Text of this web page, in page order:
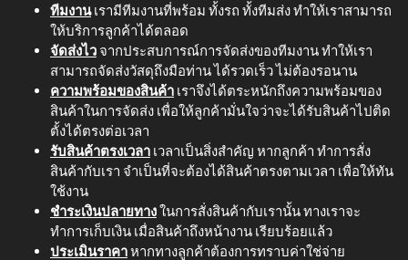
ทีมงานเรามีทีมงานที่พร้อม ทั้งรถ ทั้งทีมส่ง ทำให้เราสามารถ
ให้บริการลูกค้าได้ตลอด
จัดส่งไว จากประสบการณ์การจัดส่งของทีมงาน ทำให้เรา
สามารถจัดส่งวัสดุถึงมือท่าน ได้รวดเร็ว ไม่ต้องรอนาน
ความพร้อมของสินค้า เราจึงได้ตระหนักถึงความพร้อมของ
สินค้าในการจัดส่ง เพื่อให้ลูกค้ามั่นใจว่าจะได้รับสินค้าไปติด
ตั้งได้ตรงต่อเวลา
รับสินค้าตรงเวลา เวลาเป็นสิ่งสำคัญ หากลูกค้า ทำการสั่ง
สินค้ากับเรา จำเป็นที่จะต้องได้สินค้าตรงตามเวลา เพื่อให้ทัน
ใช้งาน
ชำระเงินปลายทางในการสั่งสินค้ากับเรานั้น ทางเราจะ
ทำการเก็บเงิน เมื่อสินค้าถึงหน้างาน เรียบร้อยแล้ว
ประเมินราคาหากทางลูกค้าต้องการทราบค่าใช่จ่าย